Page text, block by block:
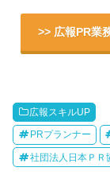
>> 広報PR業
広報スキルUP
PRプランナー
社団法人日本ＰＲ